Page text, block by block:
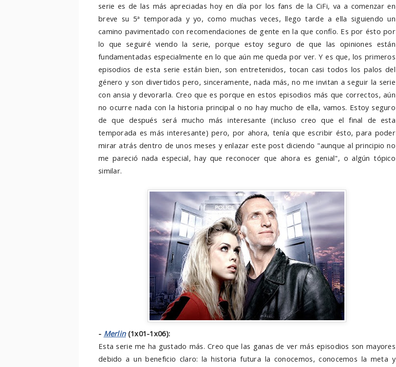
serie es de las más apreciadas hoy en día por los fans de la CiFi, va a comenzar en
breve su 5ª temporada y yo, como muchas veces, llego tarde a ella siguiendo un
camino pavimentado con recomendaciones de gente en la que confío. Es por ésto por
lo que seguiré viendo la serie, porque estoy seguro de que las opiniones están
fundamentadas especialmente en lo que aún me queda por ver. Y es que, los primeros
episodios de esta serie están bien, son entretenidos, tocan casi todos los palos del
género y son divertidos pero, sinceramente, nada más, no me invitan a seguir la serie
con ansia y devorarla. Creo que es porque en estos episodios más que correctos, aún
no ocurre nada con la historia principal o no hay mucho de ella, vamos. Estoy seguro
de que después será mucho más interesante (incluso creo que el final de esta
temporada es más interesante) pero, por ahora, tenía que escribir ésto, para poder
mirar atrás dentro de unos meses y enlazar este post diciendo "aunque al principio no
me pareció nada especial, hay que reconocer que ahora es genial", o algún tópico
similar.
- Merlin(1x01-1x06):
Esta serie me ha gustado más. Creo que las ganas de ver más episodios son mayores
debido a un beneficio claro: la historia futura la conocemos, conocemos la meta y